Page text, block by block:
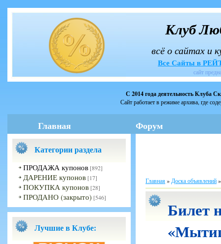
Клуб
всё о сайтах и
Все Сайты в
сайт
С 2014 года деятельность Клуба
Сайт работает в режиме архива, где
Главная Форум
Категории раздела
ПРОДАЖА купонов [892]
ДАРЕНИЕ купонов [17]
ПОКУПКА купонов [28]
ПРОДАНО (закрыто) [546]
Лучшие в Клубе:
Главная» Доска объявлений
Билет